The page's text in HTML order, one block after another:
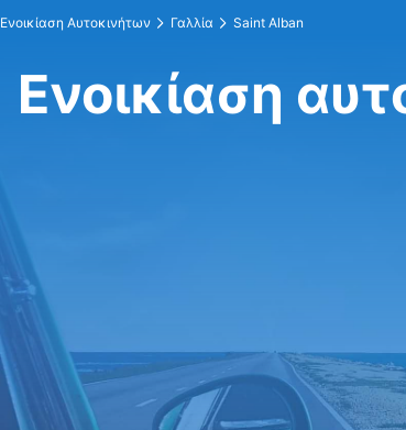
Ενοικίαση Αυτοκινήτων Γαλλία Saint Alban
Ενοικίαση